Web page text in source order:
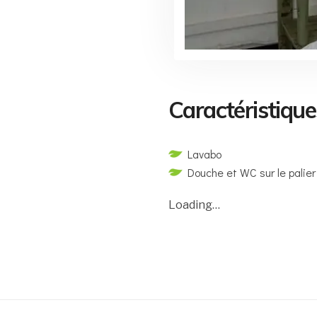
Lavabo
Douche et WC sur le palier
Loading…